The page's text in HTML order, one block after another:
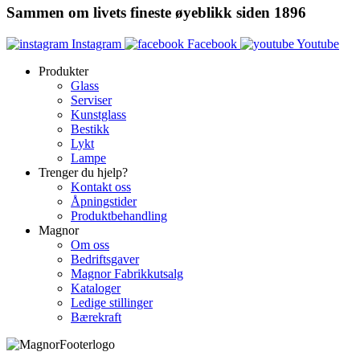
Sammen om livets fineste øyeblikk siden 1896
Instagram Facebook
Youtube
Produkter
Glass
Serviser
Kunstglass
Bestikk
Lykt
Lampe
Trenger du hjelp?
Kontakt oss
Åpningstider
Produktbehandling
Magnor
Om oss
Bedriftsgaver
Magnor Fabrikkutsalg
Kataloger
Ledige stillinger
Bærekraft